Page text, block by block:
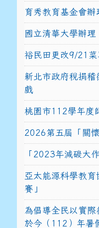
育秀教育基金會辦
國立清華大學辦理
裕民田更改9/21
新北市政府稅捐
戲
桃園市112學年度
2026第五屆「關
「2023年減碳大
亞太能源科學教
賽」
為倡導全民以實
於今（112）年暑